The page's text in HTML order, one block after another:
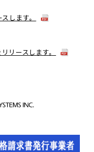
します。
リースします。